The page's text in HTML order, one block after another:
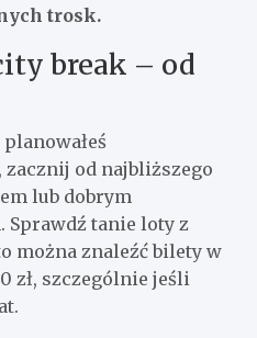
trosk.
break – od
od najbliższego
lub dobrym
Sprawdź tanie loty z
można znaleźć bilety w
zł, szczególnie jeśli